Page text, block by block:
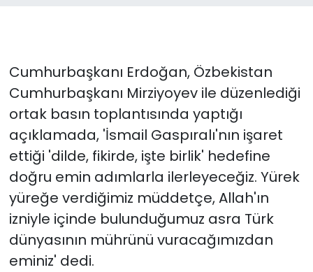
Cumhurbaşkanı Erdoğan, Özbekistan
Cumhurbaşkanı Mirziyoyev ile düzenlediği
ortak basın toplantısında yaptığı
açıklamada, 'İsmail Gaspıralı'nın işaret
ettiği 'dilde, fikirde, işte birlik' hedefine
doğru emin adımlarla ilerleyeceğiz. Yürek
yüreğe verdiğimiz müddetçe, Allah'ın
izniyle içinde bulunduğumuz asra Türk
dünyasının mührünü vuracağımızdan
eminiz' dedi.